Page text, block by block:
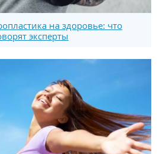
на здоровье: что
эксперты